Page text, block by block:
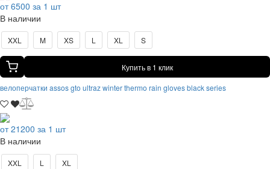
от 6500 за 1 шт
В наличии
XXL M XS L XL S
Купить в 1 клик
велоперчатки assos gto ultraz winter thermo rain gloves black series
от 21200 за 1 шт
В наличии
XXL L XL